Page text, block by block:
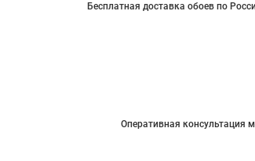
Бесплатная доставка обоев по
Оперативная консультация